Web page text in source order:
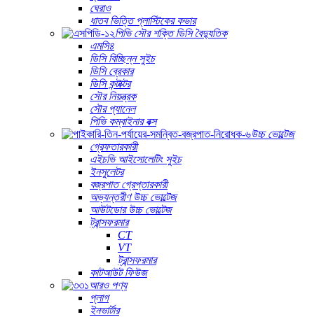
ঘেরাও
ধাতব ভিত্তি প্লাস্টিকের কভার
পিভি সৌর শক্তি ডিসি বৈদ্যুতিক
এমসি৪
ডিসি বিচ্ছিন্ন সুইচ
ডিসি ব্রেকার
ডিসি কন্টাক্টর
সৌর নিয়ন্ত্রক
সৌর প্যানেল
পিভি কম্বাইনার বক্স
উচ্চ ভোল্টেজ
গ্রেফতারকারী
এইচভি আইসোলেটিং সুইচ
ইনসুলেটর
বজ্রপাত গ্রেপ্তারকারী
অভ্যন্তরীণ উচ্চ ভোল্টেজ
আউটডোর উচ্চ ভোল্টেজ
ট্রান্সফরমার
CT
VT
ট্রান্সফরমার
কাটআউট ফিউজ
আরও পণ্য
প্লাগ
ইনভার্টার